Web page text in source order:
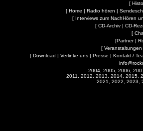
[
[ Home | Radio hören |
[ Interviews zum NachHören
[ CD-Archiv| CD-
[
[Partner|
[ Veranstaltungen
[ Download | Verlinke uns | Presse | Kontakt /
2004, 2005, 2006,
2011, 2012, 2013, 2014, 2015,
2021, 2022, 2023,